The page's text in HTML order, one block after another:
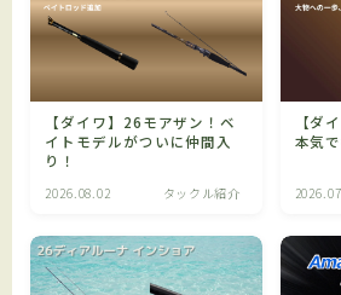
【ダイワ】26モアザン！ベ
イトモデルがついに仲間入
り！
2026.08.02 タックル紹介
【ダ
本気